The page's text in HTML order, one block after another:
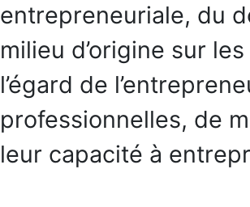
entrepreneuriale, du
milieu d’origine sur
l’égard de
professionnelles, de
leur capacité à